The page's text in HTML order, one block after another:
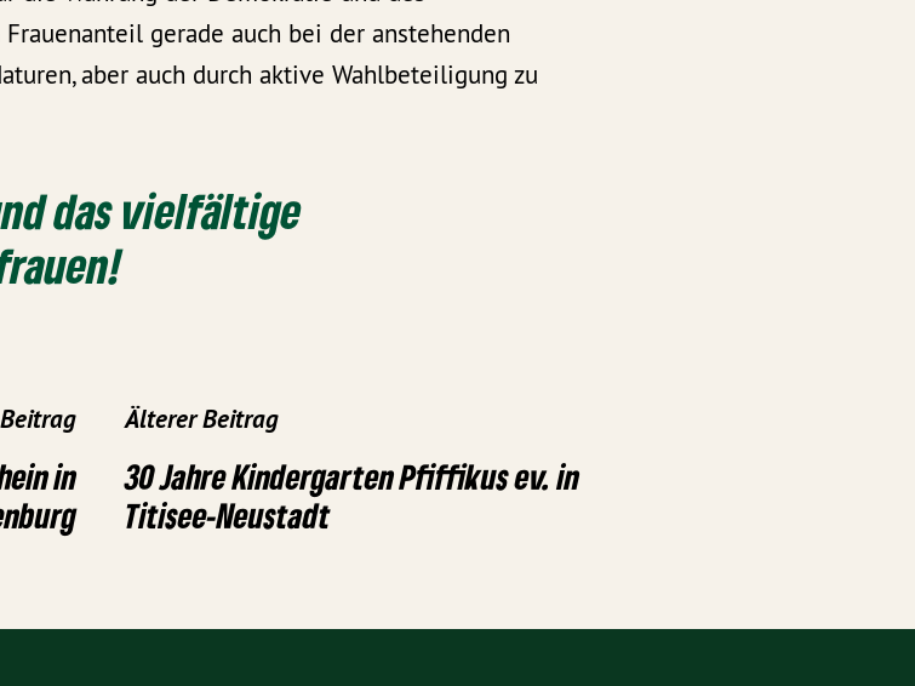
gerade auch bei der anstehenden
aber auch durch aktive Wahlbeteiligung zu
das vielfältige
in
Älterer Beitrag
30 Jahre Kindergarten Pfiffikus ev. in
Titisee-Neustadt